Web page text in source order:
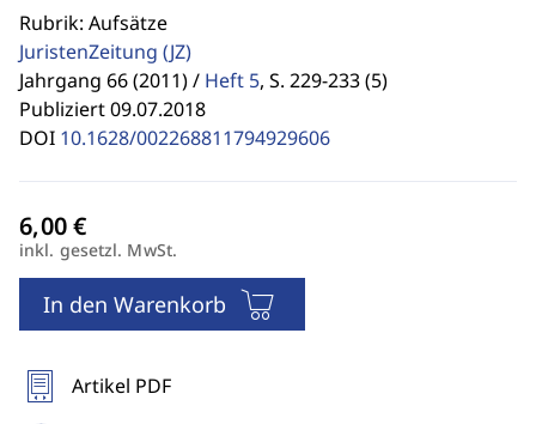
Rubrik: Aufsätze
JuristenZeitung (JZ)
Jahrgang 66 (2011) / Heft 5, S. 229-233 (5)
Publiziert 09.07.2018
DOI 10.1628/002268811794929606
inkl. gesetzl. MwSt.
In den Warenkorb
Artikel PDF